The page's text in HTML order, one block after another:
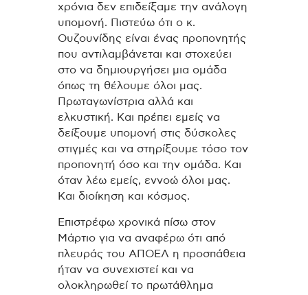
χρόνια δεν επιδείξαμε την ανάλογη
υπομονή. Πιστεύω ότι ο κ.
Ουζουνίδης είναι ένας προπονητής
που αντιλαμβάνεται και στοχεύει
στο να δημιουργήσει μια ομάδα
όπως τη θέλουμε όλοι μας.
Πρωταγωνίστρια αλλά και
ελκυστική. Και πρέπει εμείς να
δείξουμε υπομονή στις δύσκολες
στιγμές και να στηρίξουμε τόσο τον
προπονητή όσο και την ομάδα. Και
όταν λέω εμείς, εννοώ όλοι μας.
Και διοίκηση και κόσμος.
Επιστρέφω χρονικά πίσω στον
Μάρτιο για να αναφέρω ότι από
πλευράς του ΑΠΟΕΛ η προσπάθεια
ήταν να συνεχιστεί και να
ολοκληρωθεί το πρωτάθλημα